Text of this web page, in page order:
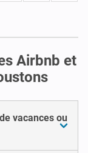
Airbnb et
vacances ou